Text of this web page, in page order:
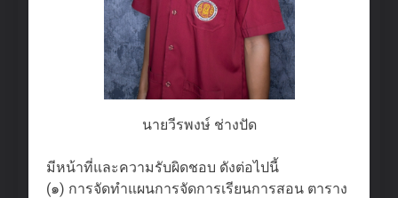
นายวีรพงษ์ ช่างปัด
มีหน้าที่และความรับผิดชอบ ดังต่อไปนี้
(๑) การจัดทำแผนการจัดการเรียนการสอน ตาราง